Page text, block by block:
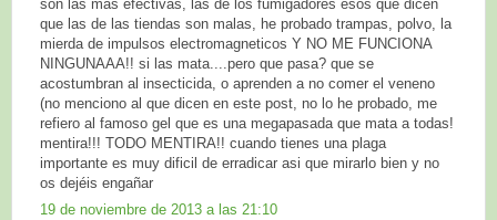
son las más efectivas, las de los fumigadores esos que dicen
que las de las tiendas son malas, he probado trampas, polvo, la
mierda de impulsos electromagneticos Y NO ME FUNCIONA
NINGUNAAA!! si las mata....pero que pasa? que se
acostumbran al insecticida, o aprenden a no comer el veneno
(no menciono al que dicen en este post, no lo he probado, me
refiero al famoso gel que es una megapasada que mata a todas!
mentira!!! TODO MENTIRA!! cuando tienes una plaga
importante es muy dificil de erradicar asi que mirarlo bien y no
os dejéis engañar
19 de noviembre de 2013 a las 21:10